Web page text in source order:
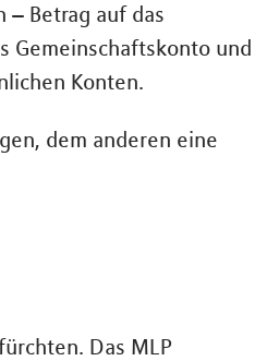
Betrag auf das
Gemeinschaftskonto und
Konten.
dem anderen eine
Das MLP